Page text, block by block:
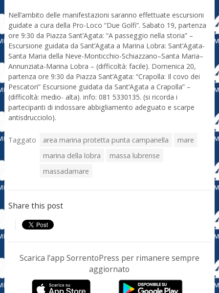
Nell’ambito delle manifestazioni saranno effettuate escursioni
guidate a cura della Pro-Loco “Due Golfi”. Sabato 19, partenza
ore 9:30 da Piazza Sant’Agata: “A passeggio nella storia” –
Escursione guidata da Sant’Agata a Marina Lobra: Sant’Agata-
Santa Maria della Neve-Monticchio-Schiazzano–Santa Maria–
Annunziata-Marina Lobra – (difficoltà: facile). Domenica 20,
partenza ore 9:30 da Piazza Sant’Agata: “Crapolla: Il covo dei
Pescatori” Escursione guidata da Sant’Agata a Crapolla” –
(difficoltà: medio- alta). info: 081 5330135. (si ricorda i
partecipanti di indossare abbigliamento adeguato e scarpe
antisdrucciolo).
Taggato area marina protetta punta campanella
mare
marina della lobra
massa lubrense
massadamare
Share this post
Scarica l’app SorrentoPress per rimanere sempre
aggiornato